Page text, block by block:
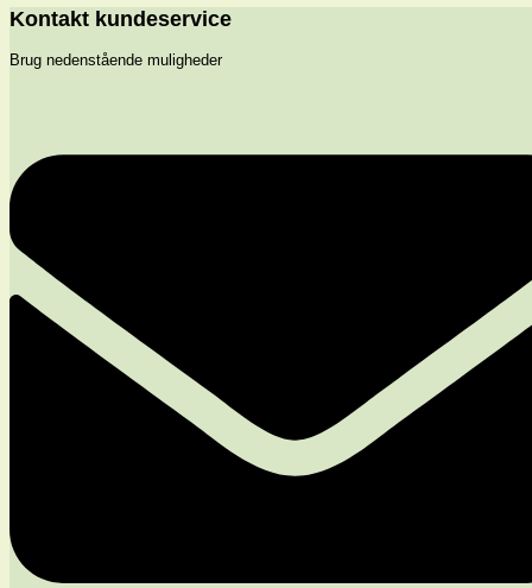
Kontakt kundeservice
Brug nedenstående muligheder